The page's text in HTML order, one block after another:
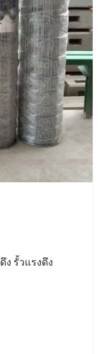
ง รั้วแรงดึง